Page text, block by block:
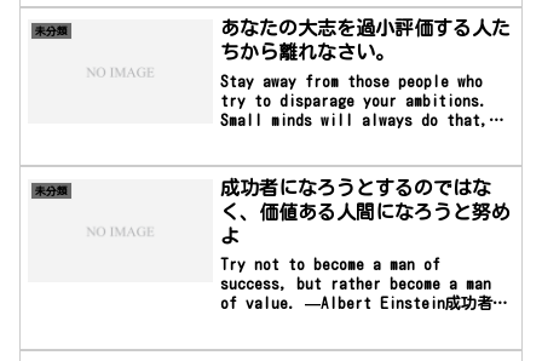
マ・ガンジー
未分類
あなたの大志を過小評価する人た
ちから離れなさい。
Stay away from those people who
try to disparage your ambitions.
Small minds will always do that,
too. —Mark Twainあなたの大志を過小
評価する人たちから離れ...
未分類
成功者になろうとするのではな
く、価値ある人間になろうと努め
よ
Try not to become a man of
success, but rather become a man
of value. —Albert Einstein成功者に